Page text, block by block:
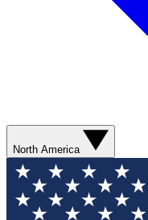
North America